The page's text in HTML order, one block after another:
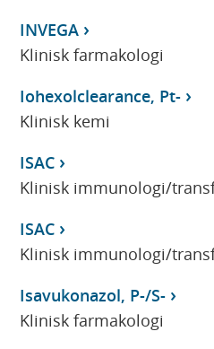
INVEGA
Klinisk farmakologi
Iohexolclearance, Pt-
Klinisk kemi
ISAC
Klinisk immunologi/
ISAC
Klinisk immunologi/
Isavukonazol, P-/S-
Klinisk farmakologi